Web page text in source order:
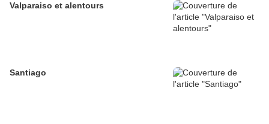
Valparaiso et alentours
Santiago